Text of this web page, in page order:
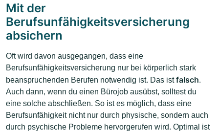
Mit der
Berufsunfähigkeitsversicherung
absichern
Oft wird davon ausgegangen, dass eine
Berufsunfähigkeitsversicherung nur bei körperlich stark
beanspruchenden Berufen notwendig ist. Das istfalsch.
Auch dann, wenn du einen Bürojob ausübst, solltest du
eine solche abschließen. So ist es möglich, dass eine
Berufsunfähigkeit nicht nur durch physische, sondern auch
durch psychische Probleme hervorgerufen wird. Optimal ist